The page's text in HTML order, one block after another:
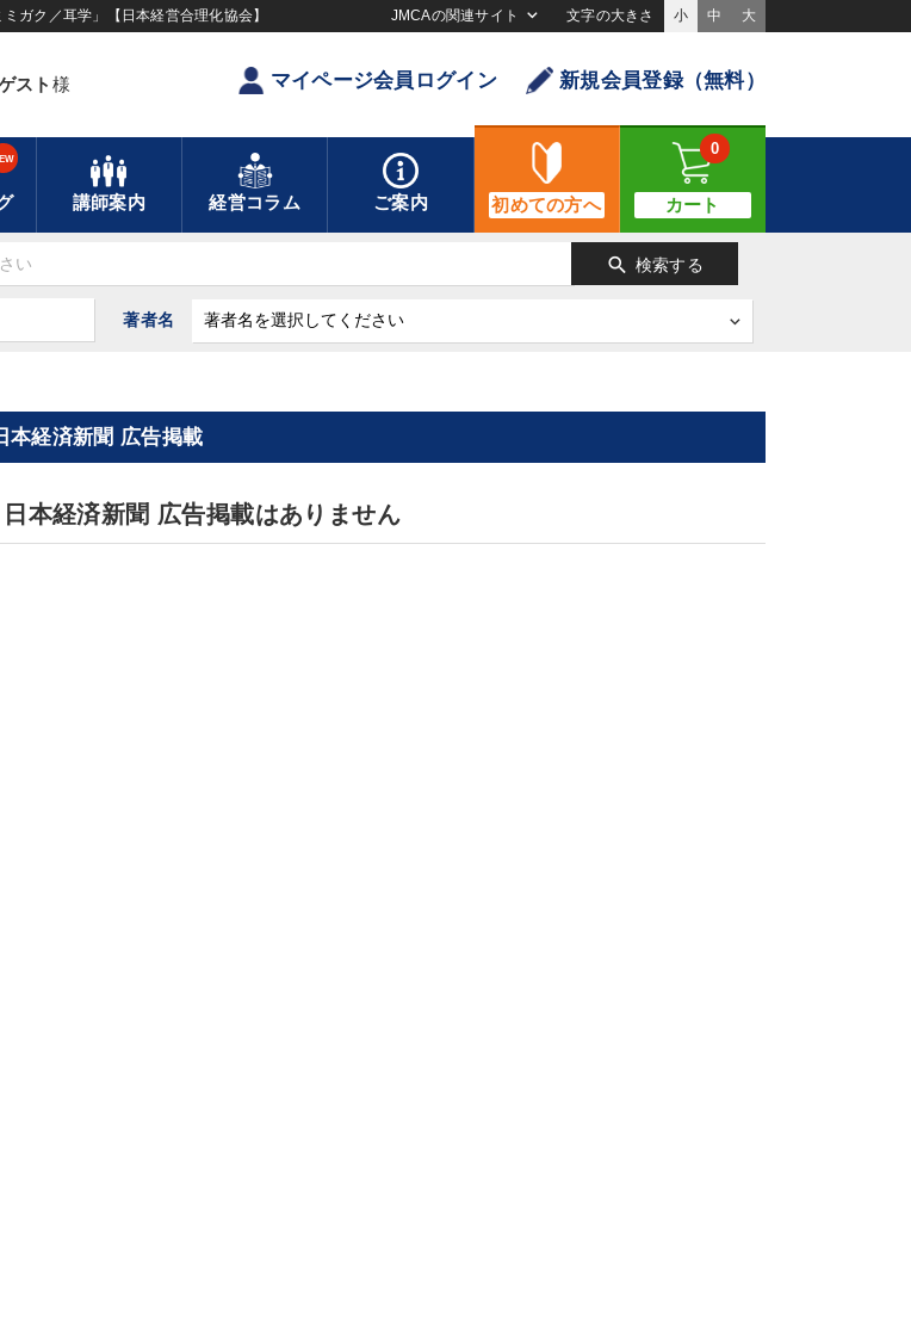
ガク／耳学」【日本経営合理化協会】 JMCAの関連サイト 文字の大きさ 小 中 大
スト 様 マイページ会員ログイン 新規会員登録（無料）
講師案内 経営コラム ご案内 初めての方へ カート
0
search 検索する
著者名
経済新聞 広告掲載
本経済新聞 広告掲載はありません